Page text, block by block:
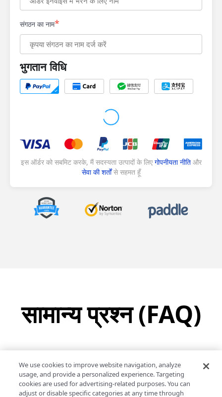
संगठन का नाम*
भुगतान विधि
इस ऑर्डर को सबमिट करके, मैं सदस्यता उत्पादों के लिए गोपनीयता नीतिऔर
सेवा की शर्तोंसे सहमत हूँ
सामान्य प्रश्न (FAQ)
1. खरीदारी के बाद LynxPDF को कैसे सक्रिय करें?
2. LynxPDF और PDF Reader Pro के बीच मुख्य अंतर
We use cookies to improve website navigation, analyze
usage, and provide a personalized experience. Targeting
cookies are used for advertising-related purposes. You can
adjust or disable specific categories at any time through